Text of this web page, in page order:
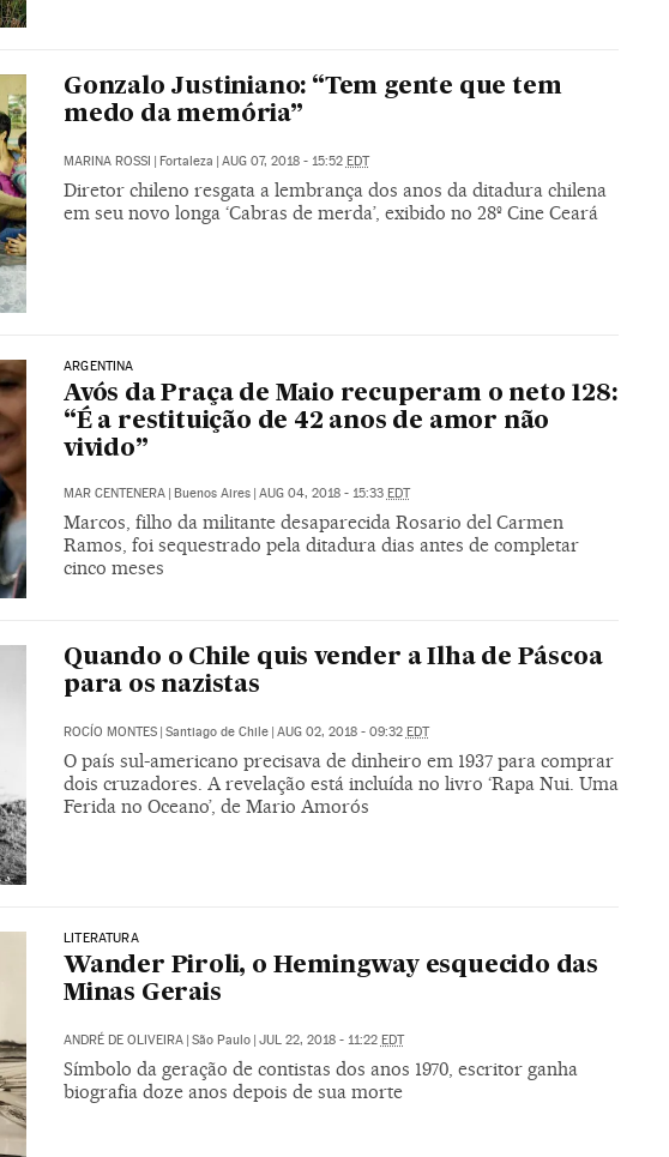
Gonzalo Justiniano: “Tem gente que tem
medo da memória”
MARINA ROSSI Fortaleza AUG 07, 2018 - 15:52 EDT
Diretor chileno resgata a lembrança dos anos da ditadura chilena
em seu novo longa ‘Cabras de merda’, exibido no 28º Cine Ceará
ARGENTINA
Avós da Praça de Maio recuperam o neto 128:
“É a restituição de 42 anos de amor não
vivido”
MAR CENTENERA | Buenos Aires | AUG 04, 2018 - 15:33 EDT
Marcos, filho da militante desaparecida Rosario del Carmen
Ramos, foi sequestrado pela ditadura dias antes de completar
cinco meses
Quando o Chile quis vender a Ilha de Páscoa
para os nazistas
ROCÍO MONTES Santiago de Chile AUG 02, 2018 - 09:32 EDT
O país sul-americano precisava de dinheiro em 1937 para comprar
dois cruzadores. A revelação está incluída no livro ‘Rapa Nui. Uma
Ferida no Oceano’, de Mario Amorós
LITERATURA
Wander Piroli, o Hemingway esquecido das
Minas Gerais
ANDRÉ DE OLIVEIRA | São Paulo | JUL 22, 2018 - 11:22 EDT
Símbolo da geração de contistas dos anos 1970, escritor ganha
biografia doze anos depois de sua morte